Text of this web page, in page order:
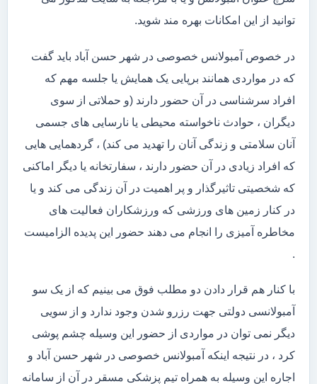
توانید از این امکانات بهره مند شوید.
در خصوص آمبولانس خصوصی در شهر حسن آباد باید گفت
که در مواردی همانند برپایی یک همایش یا جلسه مهم که
افراد سرشناسی در آن حضور دارند (و حملاتی از سوی
دیگران ، حوادث ناخواسته محیطی یا نارسایی های جسمی
آنان سلامتی و زندگی آنان را تهدید می کند) ، گردهمایی هایی
که افراد زیادی در آن حضور دارند ، سفارتخانه یا دیگر اماکنی
که شخصیتی تاثیرگذار و پر اهمیت در آن زندگی می کند و یا
در کنار زمین های ورزشی که ورزشکاران فعالیت های
مخاطره آمیزی را انجام می دهند حضور این پدیده الزامیست
.
با کنار هم قرار دادن دو مطلب فوق می بینیم که از یک سو
آمبولانسی دولتی جهت رزرو شدن وجود ندارد و از سویی
دیگر نمی توان در مواردی از حضور این وسیله چشم پوشی
کرد ، در نتیجه اینکه آمبولانس خصوصی در شهر حسن آباد و
اجاره این وسیله به همراه تیم پزشکی مسقر در آن از سامانه